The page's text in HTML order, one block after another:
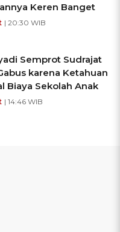
Keren Banget
| 20:30 WIB
Semprot Sudrajat
karena Ketahuan
Biaya Sekolah Anak
| 14:46 WIB